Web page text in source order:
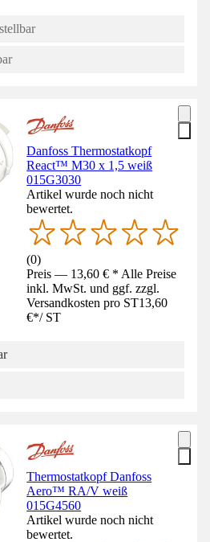
Danfoss Thermostatkopf
React™ M30 x 1,5 weiß
015G3030
Artikel wurde noch nicht
bewertet.
(0)
Preis — 13,60 € * Alle Preise
inkl. MwSt. und ggf. zzgl.
Versandkosten pro ST13,60
€*/ ST
Thermostatkopf Danfoss
Aero™ RA/V weiß
015G4560
Artikel wurde noch nicht
bewertet.